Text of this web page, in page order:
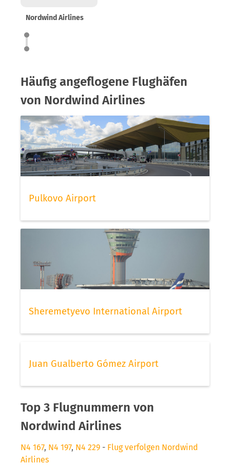
Nordwind Airlines
Häufig angeflogene Flughäfen
von Nordwind Airlines
Pulkovo Airport
Sheremetyevo International Airport
Juan Gualberto Gómez Airport
Top 3 Flugnummern von
Nordwind Airlines
N4 167, N4 197, N4 229 - Flug verfolgen Nordwind
Airlines